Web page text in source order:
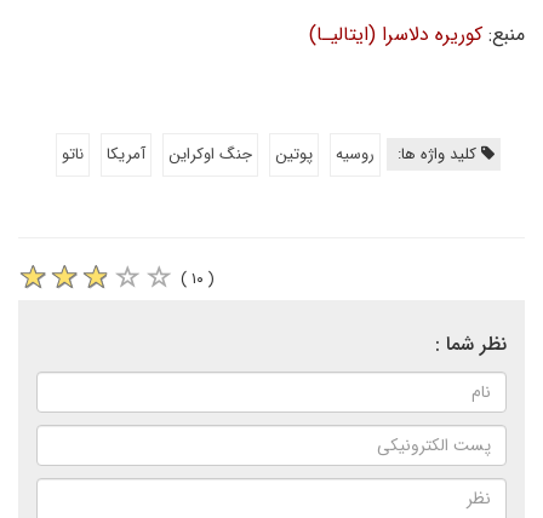
منبع: کوریره دلاسرا (ایتالیـا)
کلید واژه ها: روسیه پوتین جنگ اوکراین آمریکا ناتو
( ۱۰ )
نظر شما :